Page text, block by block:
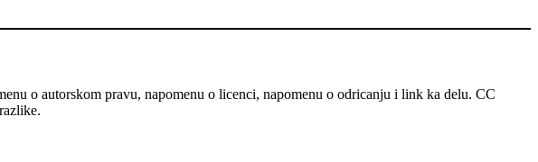
o autorskom pravu, napomenu o licenci, napomenu o odricanju i link ka delu. CC